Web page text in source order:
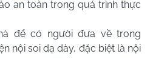
an toàn trong quá trình thực
để có người đưa về trong
nội soi dạ dày, đặc biệt là nội